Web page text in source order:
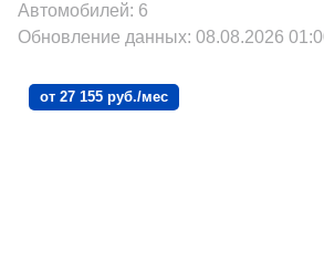
Автомобилей: 6
Обновление данных: 08.08.2026
от 27 155 руб./мес